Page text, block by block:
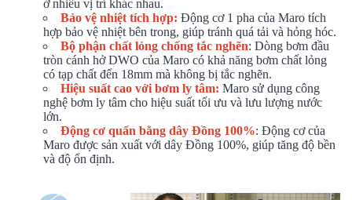
ở nhiều vị trí khác nhau.
Bảo vệ nhiệt tích hợp: Động cơ 1 pha của Maro tích
hợp bảo vệ nhiệt bên trong, giúp tránh quá tải và hỏng hóc.
Bộ phận chất lỏng chống tắc nghẽn: Dòng bơm đầu
tròn cánh hở DWO của Maro có khả năng bơm chất lỏng
có tạp chất đến 18mm mà không bị tắc nghẽn.
Hiệu suất cao với bơm ly tâm: Maro sử dụng công
nghệ bơm ly tâm cho hiệu suất tối ưu và lưu lượng nước
lớn.
Động cơ quấn bằng dây Đồng 100%: Động cơ của
Maro được sản xuất với dây Đồng 100%, giúp tăng độ bền
và độ ổn định.